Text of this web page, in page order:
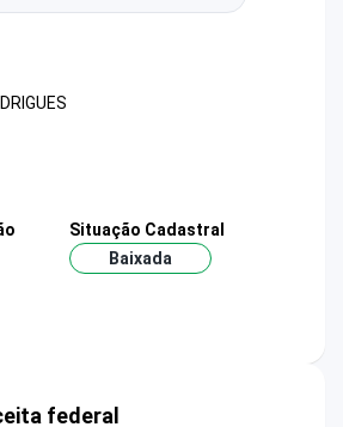
Situação Cadastral
Baixada
federal